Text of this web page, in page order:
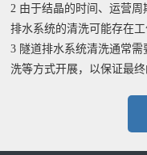
2 由于结晶的时间、运营
排水系统的清洗可能存在工
3 隧道排水系统清洗通常
洗等方式开展，以保证最终